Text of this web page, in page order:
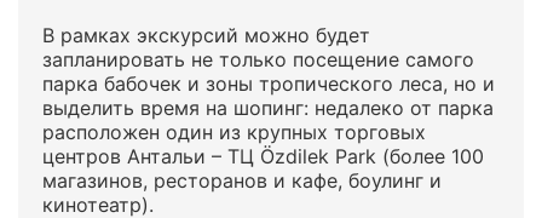
В рамках экскурсий можно будет
запланировать не только посещение самого
парка бабочек и зоны тропического леса, но и
выделить время на шопинг: недалеко от парка
расположен один из крупных торговых
центров Антальи – ТЦ Özdilek Park (более 100
магазинов, ресторанов и кафе, боулинг и
кинотеатр).